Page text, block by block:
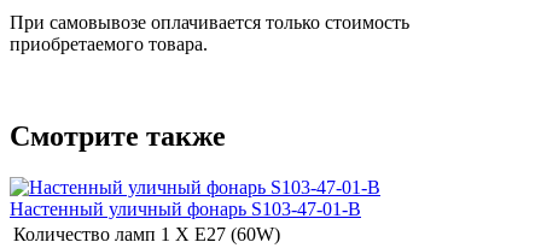
При самовывозе оплачивается только стоимость
приобретаемого товара.
Смотрите также
Настенный уличный фонарь S103-47-01-B
Количество ламп 1 Х E27 (60W)